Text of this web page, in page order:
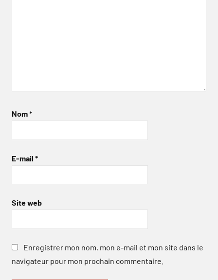
Nom*
E-mail *
Site web
Enregistrer mon nom, mon e-mail et mon site dans le
navigateur pour mon prochain commentaire.